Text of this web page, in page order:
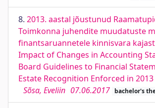
8. 2013. aastal jõustunud
Toimkonna juhendite muudatuste
finantsaruannetele kinnisvara
Impact of Changes in Accounting
Board Guidelines to Financial
Estate Recognition Enforced in 2013
Sõsa, Eveliin 07.06.2017 bachelor's